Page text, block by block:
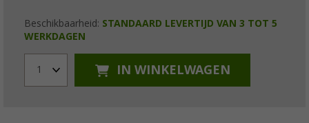
Beschikbaarheid: STANDAARD LEVERTIJD VAN 3 TOT 5
WERKDAGEN
1 IN WINKELWAGEN